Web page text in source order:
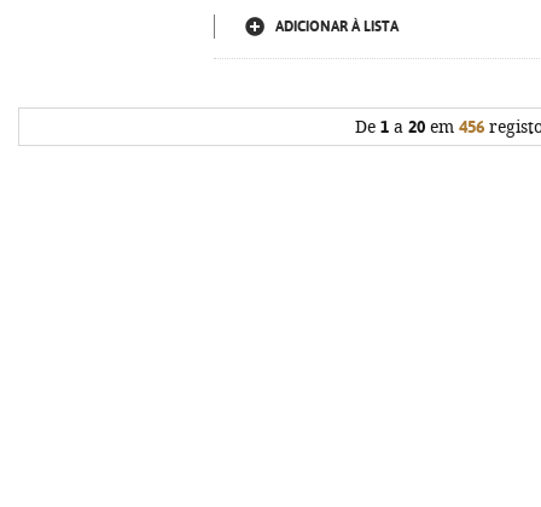
ADICIONAR À LISTA
De 1 a 20 em 456